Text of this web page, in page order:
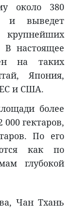
около 380
и выведет
В настоящее
на таких
Япония,
ЕС и США.
более
000 гектаров,
По его
как по
глубокой
Чан Тхань